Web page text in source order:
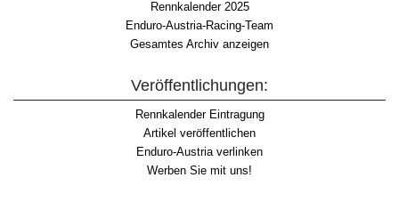
Rennkalender 2025
Enduro-Austria-Racing-Team
Gesamtes Archiv anzeigen
Veröffentlichungen:
Rennkalender Eintragung
Artikel veröffentlichen
Enduro-Austria verlinken
Werben Sie mit uns!